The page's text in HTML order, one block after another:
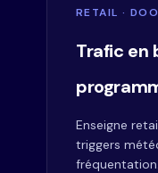
RETAIL ·
Trafic en
Enseigne
triggers
fréquentation.